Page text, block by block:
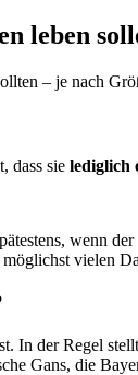
leben
– je nach
dass sie lediglich
wenn
vielen
In der Regel
Gans, die